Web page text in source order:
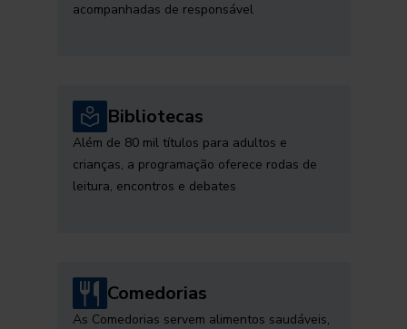
acompanhadas de responsável
Bibliotecas
Além de 80 mil títulos para adultos e
crianças, a programação oferece rodas de
leitura, encontros e debates
Comedorias
As Comedorias servem alimentos saudáveis,